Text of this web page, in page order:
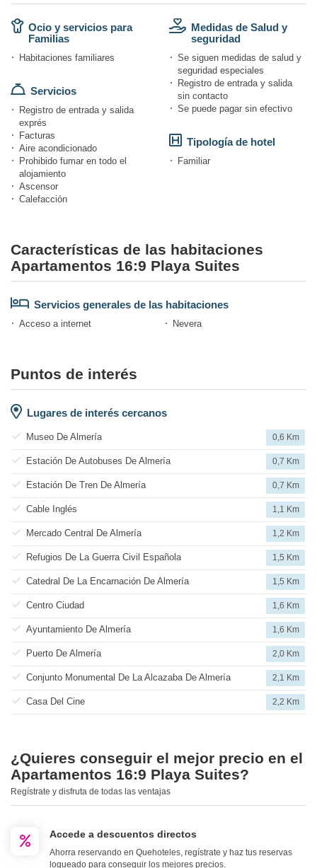
Ocio y servicios para
Familias
Habitaciones familiares
Servicios
Registro de entrada y salida
exprés
Facturas
Aire acondicionado
Prohibido fumar en todo el
alojamiento
Ascensor
Calefacción
Medidas de Salud y
seguridad
Se siguen medidas de salud y
seguridad especiales
Registro de entrada y salida
sin contacto
Se puede pagar sin efectivo
Tipología de hotel
Familiar
Características de las habitaciones
Apartamentos 16:9 Playa Suites
Servicios generales de las habitaciones
Acceso a internet Nevera
Puntos de interés
Lugares de interés cercanos
Museo De Almería 0,6 Km
Estación De Autobuses De Almería 0,7 Km
Estación De Tren De Almería 0,7 Km
Cable Inglés 1,1 Km
Mercado Central De Almería 1,2 Km
Refugios De La Guerra Civil Española 1,5 Km
Catedral De La Encarnación De Almería 1,5 Km
Centro Ciudad 1,6 Km
Ayuntamiento De Almería 1,6 Km
Puerto De Almería 2,0 Km
Conjunto Monumental De La Alcazaba De Almería 2,1 Km
Casa Del Cine 2,2 Km
¿Quieres conseguir el mejor precio en el
Apartamentos 16:9 Playa Suites?
Regístrate y disfruta de todas las ventajas
Accede a descuentos directos
Ahorra reservando en Quehoteles, regístrate y haz tus reservas
logueado para conseguir los mejores precios.